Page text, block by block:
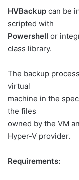
HVBackup can be
scripted with
Powershell or
class library.
The backup
virtual
machine in the
the files
owned by the VM
Hyper-V provider.
Requirements: